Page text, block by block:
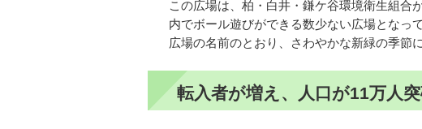
この広場は、柏・白井・鎌ケ谷環境衛生組合
内でボール遊びができる数少ない広場となっ
広場の名前のとおり、さわやかな新緑の季節
転入者が増え、人口が11万人突